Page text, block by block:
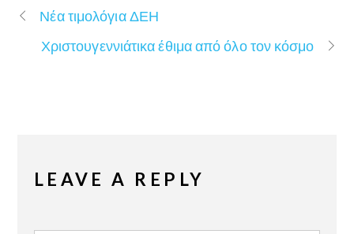
Νέα τιμολόγια ΔΕΗ
Χριστουγεννιάτικα έθιμα από όλο τον κόσμο
LEAVE A REPLY